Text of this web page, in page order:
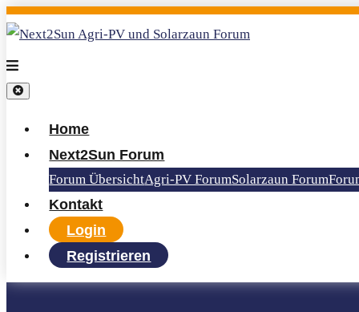
Home
Next2Sun Forum
Forum ÜbersichtAgri-PV ForumSolarzaun Forum
Kontakt
Login
Registrieren
Stromertrag/
Austausch und Erfahrungen zu Erträgen und